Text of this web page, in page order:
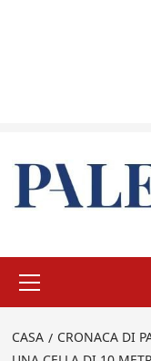
principale
CASA CRONACA DI